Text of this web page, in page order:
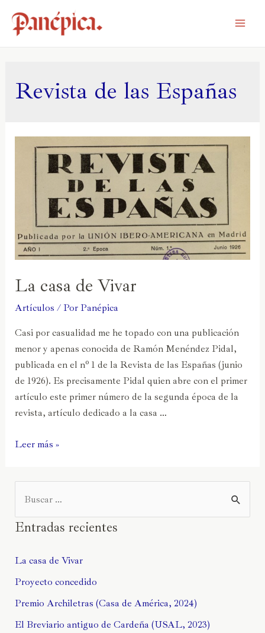
Revista de las Españas
La casa de Vivar
Artículos / Por Panépica
Casi por casualidad me he topado con una publicación
menor y apenas conocida de Ramón Menéndez Pidal,
publicada en el nº 1 de la Revista de las Españas (junio
de 1926). Es precisamente Pidal quien abre con el primer
artículo este primer número de la segunda época de la
revista, artículo dedicado a la casa …
Leer más »
Entradas recientes
La casa de Vivar
Proyecto concedido
Premio Archiletras (Casa de América, 2024)
El Breviario antiguo de Cardeña (USAL, 2023)